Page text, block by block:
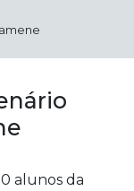
alunos da